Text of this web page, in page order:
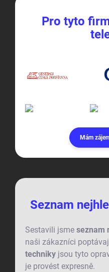
Pro tyto
Mám
Seznam
Sestavili jsme seznam
naši zákazníci
techniky jsou tyto
je provést expresně.